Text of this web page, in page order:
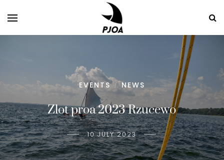
EVENTS / NEWS
Zlot proa 2023 Rzucewo
10 JULY 2023